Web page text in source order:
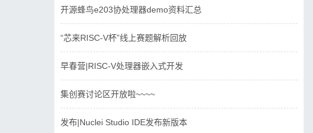
开源蜂鸟e203协处理器demo资料汇总
“芯来RISC-V杯”线上赛题解析回放
早春营|RISC-V处理器嵌入式开发
集创赛讨论区开放啦~~~~
发布|Nuclei Studio IDE发布新版本